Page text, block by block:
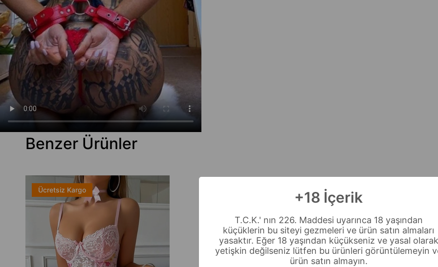
Benzer Ürünler
Ücretsiz Kargo +18 İçerik
T.C.K.' nın 226. Maddesi uyarınca 18 yaşından
küçüklerin bu siteyi gezmeleri ve ürün satın almaları
yasaktır. Eğer 18 yaşından küçükseniz ve yasal olarak
yetişkin değilseniz lütfen bu ürünleri görüntülemeyin
ürün satın almayın.